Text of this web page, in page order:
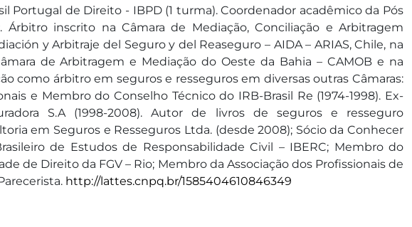
Portugal de Direito - IBPD (1 turma). Coordenador acadêmico da Pós
inscrito na Câmara de Mediação, Conciliação e Arbitragem
y Arbitraje del Seguro y del Reaseguro – AIDA – ARIAS, Chile, na
de Arbitragem e Mediação do Oeste da Bahia – CAMOB e na
como árbitro em seguros e resseguros em diversas outras Câmaras:
e Membro do Conselho Técnico do IRB-Brasil Re (1974-1998). Ex-
S.A (1998-2008). Autor de livros de seguros e resseguro
em Seguros e Resseguros Ltda. (desde 2008); Sócio da Conhecer
de Estudos de Responsabilidade Civil – IBERC; Membro do
de Direito da FGV – Rio; Membro da Associação dos Profissionais de
http://lattes.cnpq.br/1585404610846349